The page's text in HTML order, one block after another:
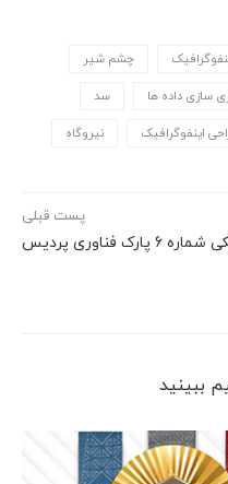
چشم شیر
سازی داده ها سد
اینفوگرافیک نیروگاه
پست قبلی
فناوری پردیس